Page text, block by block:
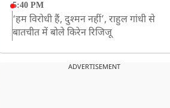
5:40 PM
‘हम विरोधी हैं, दुश्मन नहीं’, राहुल गांधी से
बातचीत में बोले किरेन रिजिजू
झारखंड के छात्रों को CJP का समर्थन, रांची पहुंच
ADVERTISEMENT